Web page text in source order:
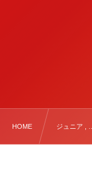
HOME ジュニア , …